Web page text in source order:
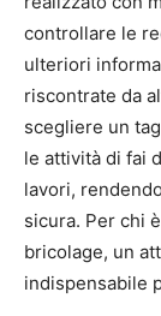
controllare le
ulteriori
riscontrate da
scegliere un
le attività di fai
lavori,
sicura. Per chi
bricolage, un
indispensabile